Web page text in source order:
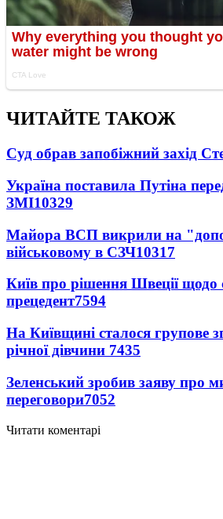
ЧИТАЙТЕ ТАКОЖ
Суд обрав запобіжний захід
Україна поставила Путіна
ЗМІ10329
Майора ВСП викрили на
військовому в СЗЧ10317
Київ про рішення Швеції щодо
прецедент7594
На Київщині сталося групове
річної дівчини 7435
Зеленський зробив заяву про
переговори7052
Читати коментарі